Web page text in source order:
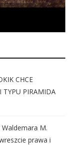
CHCE
TYPU PIRAMIDA
M.
prawa i